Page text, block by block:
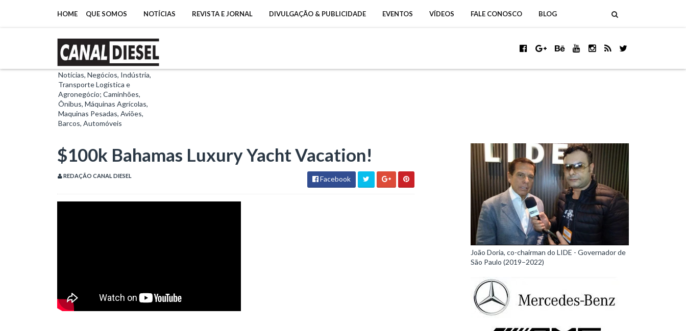
HOME QUE SOMOS NOTÍCIAS REVISTA E JORNAL DIVULGAÇÃO & PUBLICIDADE EVENTOS VÍDEOS FALE CONOSCO BLOG
Notícias, Negócios, Indústria,
Transporte Logística e
Agronegócio; Caminhões,
Ônibus, Máquinas Agrícolas,
Maquinas Pesadas, Aviões,
Barcos, Automóveis
$100k Bahamas Luxury Yacht Vacation!
REDAÇÃO CANAL DIESEL Facebook
João Doria, co-chairman do LIDE - Governador de
São Paulo (2019–2022)